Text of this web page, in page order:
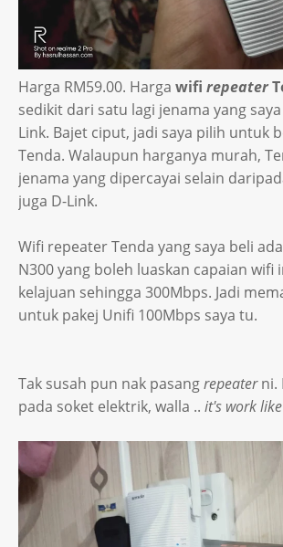
Harga RM59.00. Harga wifi repeater
sedikit dari satu lagi jenama yang
Link. Bajet ciput, jadi saya pilih untuk
Tenda. Walaupun harganya murah,
jenama yang dipercayai selain
juga D-Link.
Wifi repeater Tenda yang saya beli
N300 yang boleh luaskan capaian
kelajuan sehingga 300Mbps. Jadi
untuk pakej Unifi 100Mbps saya tu.
Tak susah pun nak pasangrepeaterni.
pada soket elektrik, walla .. it's work